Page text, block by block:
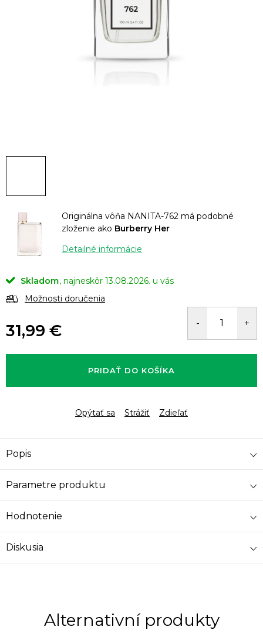
Originálna vôňa NANITA-762 má podobné
zloženie ako Burberry Her
Detailné informácie
Skladom
13.08.2026.
Možnosti doručenia
31,99 €
cena:
PRIDAŤ DO KOŠÍKA
Opýtať sa Strážiť Zdieľať
Popis
Parametre produktu
Hodnotenie
Diskusia